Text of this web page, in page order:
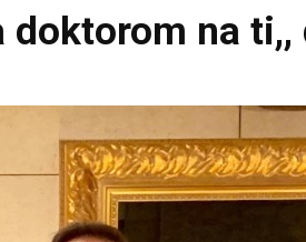
doktorom na